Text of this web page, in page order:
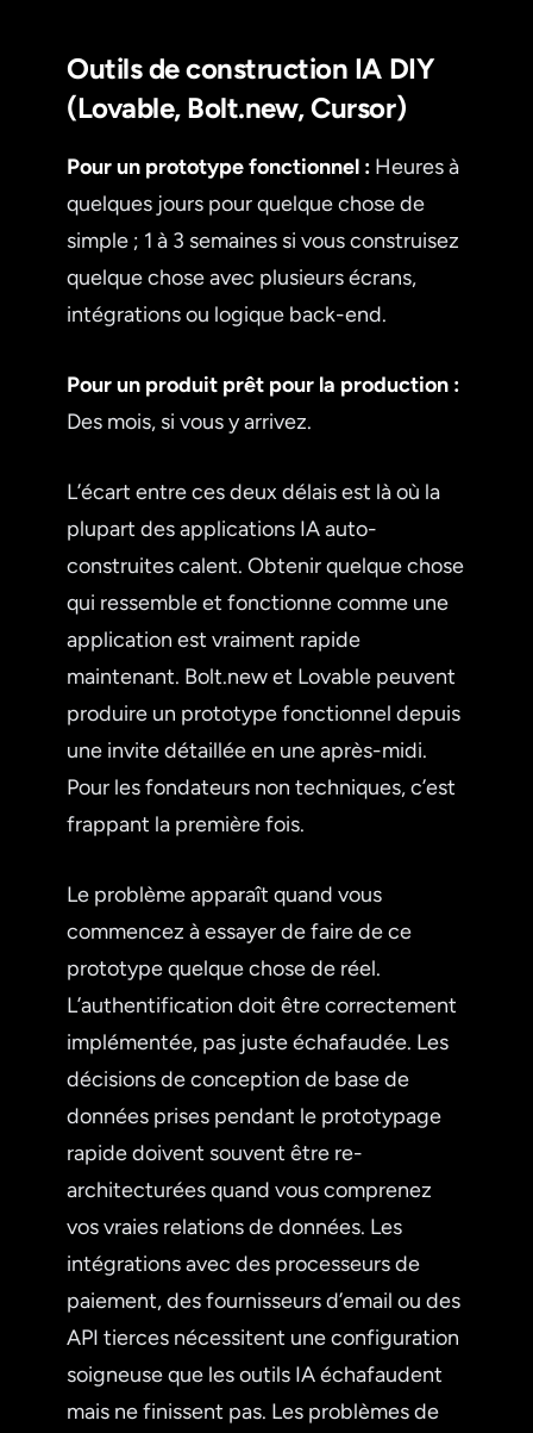
Outils de construction IA DIY
(Lovable, Bolt.new, Cursor)
Pour un prototype fonctionnel : Heures à
quelques jours pour quelque chose de
simple ; 1 à 3 semaines si vous construisez
quelque chose avec plusieurs écrans,
intégrations ou logique back-end.
Pour un produit prêt pour la production :
Des mois, si vous y arrivez.
L’écart entre ces deux délais est là où la
plupart des applications IA auto-
construites calent. Obtenir quelque chose
qui ressemble et fonctionne comme une
application est vraiment rapide
maintenant. Bolt.new et Lovable peuvent
produire un prototype fonctionnel depuis
une invite détaillée en une après-midi.
Pour les fondateurs non techniques, c’est
frappant la première fois.
Le problème apparaît quand vous
commencez à essayer de faire de ce
prototype quelque chose de réel.
L’authentification doit être correctement
implémentée, pas juste échafaudée. Les
décisions de conception de base de
données prises pendant le prototypage
rapide doivent souvent être re-
architecturées quand vous comprenez
vos vraies relations de données. Les
intégrations avec des processeurs de
paiement, des fournisseurs d’email ou des
API tierces nécessitent une configuration
soigneuse que les outils IA échafaudent
mais ne finissent pas. Les problèmes de